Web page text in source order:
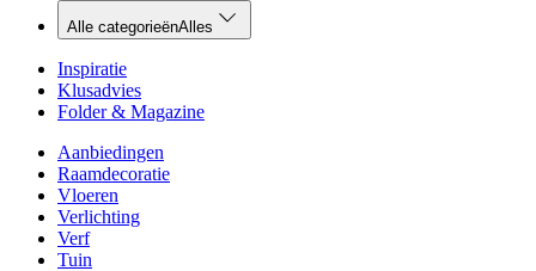
Alle categorieënAlles
Inspiratie
Klusadvies
Folder & Magazine
Aanbiedingen
Raamdecoratie
Vloeren
Verlichting
Verf
Tuin